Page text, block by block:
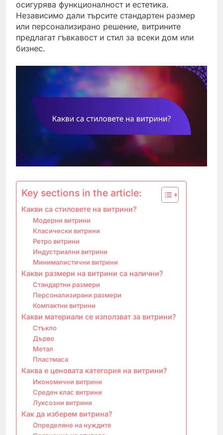
осигурява функционалност и естетика.
Независимо дали търсите стандартен размер
или персонализирано решение, витрините
предлагат гъвкавост и стил за всеки дом или
бизнес.
Key sections in the article:
Какви са стиловете на витрини?
Модерни витрини
Класически витрини
Ретро витрини
Индустриални витрини
Минималистични витрини
Какви размери на витрини са налични?
Стандартни размери
Персонализирани размери
Компактни витрини
Какви материали се използват за витрини?
Стъкло
Дърво
Метал
Пластмаса
Каква е ценовата категория на витрини?
Икономични витрини
Среден клас витрини
Луксозни витрини
Как да изберем витрина?
Определяне на нуждите